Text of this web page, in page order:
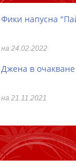
Фики напусна
на 24.02.2022
Джена в
на 21.11.2021